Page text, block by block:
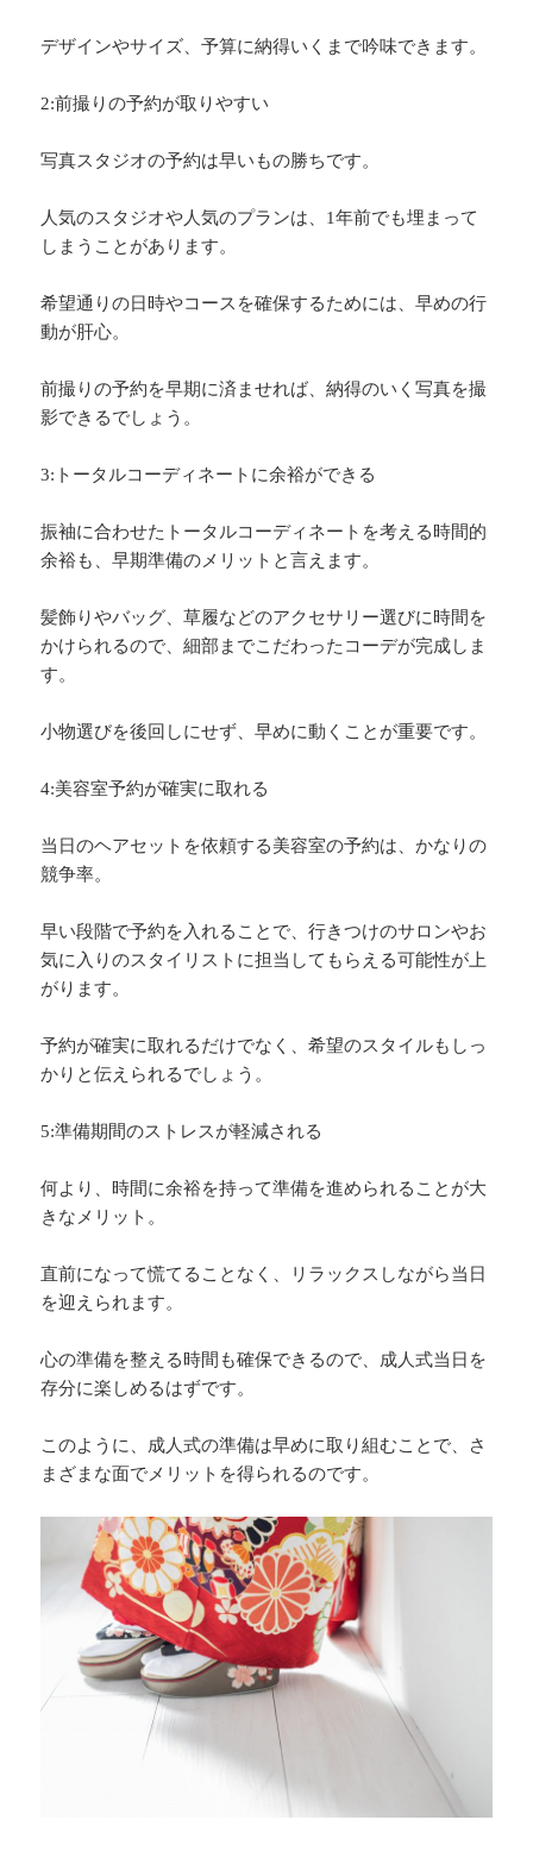
デザインやサイズ、予算に納得いくまで吟味できます。
2:前撮りの予約が取りやすい
写真スタジオの予約は早いもの勝ちです。
人気のスタジオや人気のプランは、1年前でも埋まって
しまうことがあります。
希望通りの日時やコースを確保するためには、早めの行
動が肝心。
前撮りの予約を早期に済ませれば、納得のいく写真を撮
影できるでしょう。
3:トータルコーディネートに余裕ができる
振袖に合わせたトータルコーディネートを考える時間的
余裕も、早期準備のメリットと言えます。
髪飾りやバッグ、草履などのアクセサリー選びに時間を
かけられるので、細部までこだわったコーデが完成しま
す。
小物選びを後回しにせず、早めに動くことが重要です。
4:美容室予約が確実に取れる
当日のヘアセットを依頼する美容室の予約は、かなりの
競争率。
早い段階で予約を入れることで、行きつけのサロンやお
気に入りのスタイリストに担当してもらえる可能性が上
がります。
予約が確実に取れるだけでなく、希望のスタイルもしっ
かりと伝えられるでしょう。
5:準備期間のストレスが軽減される
何より、時間に余裕を持って準備を進められることが大
きなメリット。
直前になって慌てることなく、リラックスしながら当日
を迎えられます。
心の準備を整える時間も確保できるので、成人式当日を
存分に楽しめるはずです。
このように、成人式の準備は早めに取り組むことで、さ
まざまな面でメリットを得られるのです。